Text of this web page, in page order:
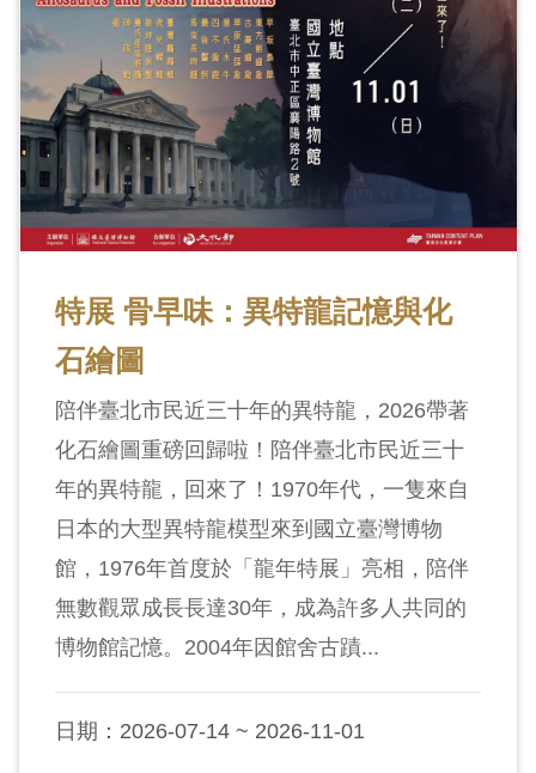
特展 骨早味：異特龍記憶與化
石繪圖
陪伴臺北市民近三十年的異特龍，2026帶著
化石繪圖重磅回歸啦！陪伴臺北市民近三十
年的異特龍，回來了！1970年代，一隻來自
日本的大型異特龍模型來到國立臺灣博物
館，1976年首度於「龍年特展」亮相，陪伴
無數觀眾成長長達30年，成為許多人共同的
博物館記憶。2004年因館舍古蹟...
日期：2026-07-14 ~ 2026-11-01